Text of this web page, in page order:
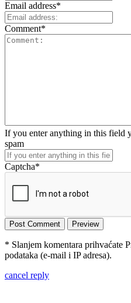
Email address*
Comment*
If you enter anything in this field
spam
Captcha*
* Slanjem komentara prihvaćate
podataka (e-mail i IP adresa).
cancel reply